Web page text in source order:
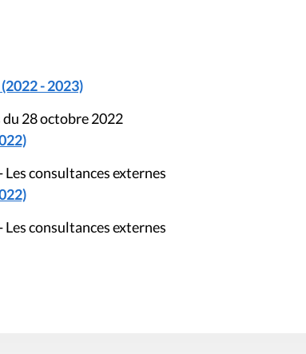
- 2023)
28 octobre 2022
consultances externes
consultances externes